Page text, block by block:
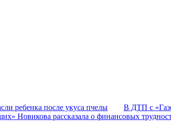
ребенка после укуса пчелы В ДТП с
Новикова рассказала о финансовых